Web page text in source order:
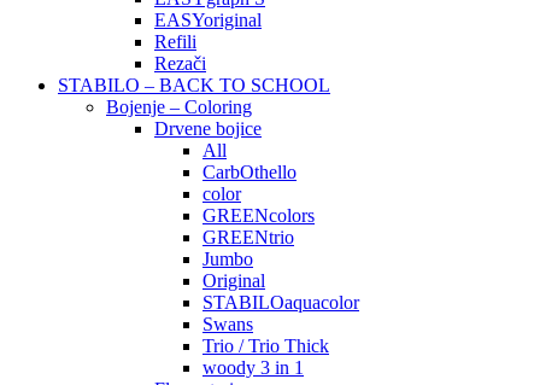
EASYoriginal
Refili
Rezači
STABILO – BACK TO SCHOOL
Bojenje – Coloring
Drvene bojice
All
CarbOthello
color
GREENcolors
GREENtrio
Jumbo
Original
STABILOaquacolor
Swans
Trio / Trio Thick
woody 3 in 1